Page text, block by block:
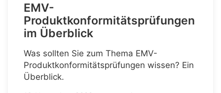
EMV-
Produktkonformitätsprüfungen
im Überblick
Was sollten Sie zum Thema EMV-
Produktkonformitätsprüfungen wissen? Ein
Überblick.